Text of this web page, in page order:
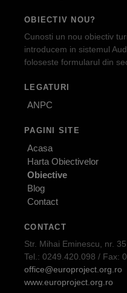
OBIECTIV NOU?
Cunosti un nou obiectiv
introducem in sistemul
foloseste formularul din
LEGATURI
ANPC
PAGINI SITE
Acasa
Harta Obiectivelor
Obiective
Blog
Contact
CONTACT
Str. Mihai Eminescu, nr.
Tel.: 0249.420.098 / Fax:
office@europroject.org.ro
www.europroject.org.ro